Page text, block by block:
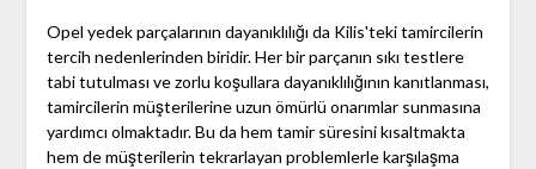
Opel yedek parçalarının dayanıklılığı da Kilis'teki tamircilerin
tercih nedenlerinden biridir. Her bir parçanın sıkı testlere
tabi tutulması ve zorlu koşullara dayanıklılığının kanıtlanması,
tamircilerin müşterilerine uzun ömürlü onarımlar sunmasına
yardımcı olmaktadır. Bu da hem tamir süresini kısaltmakta
hem de müşterilerin tekrarlayan problemlerle karşılaşma